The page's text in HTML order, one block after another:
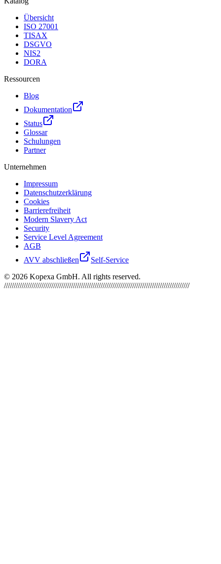
Übersicht
ISO 27001
TISAX
DSGVO
NIS2
DORA
Ressourcen
Blog
Dokumentation
Status
Glossar
Schulungen
Partner
Unternehmen
Impressum
Datenschutzerklärung
Cookies
Barrierefreiheit
Modern Slavery Act
Security
Service Level Agreement
AGB
AVV abschließen
Self-Service
© 2026 Kopexa GmbH. All rights reserved.
//////////////////////////////////////////////////////////////////////////////////////////////